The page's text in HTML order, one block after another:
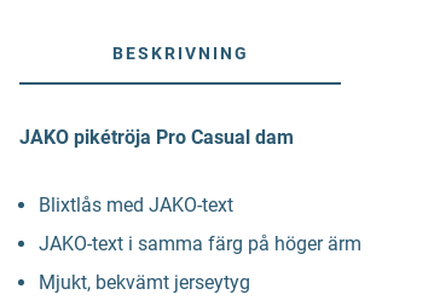
BESKRIVNING
JAKO pikétröja Pro Casual dam
Blixtlås med JAKO-text
JAKO-text i samma färg på höger ärm
Mjukt, bekvämt jerseytyg